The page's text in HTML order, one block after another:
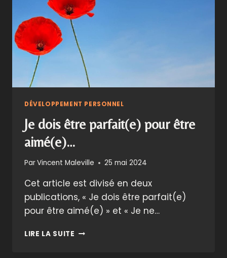
DÉVELOPPEMENT PERSONNEL
Je dois être parfait(e) pour être
aimé(e)…
ParVincent Maleville 25 mai 2024
Cet article est divisé en deux
publications, « Je dois être parfait(e)
pour être aimé(e) » et « Je ne…
LIRE LA SUITE JE